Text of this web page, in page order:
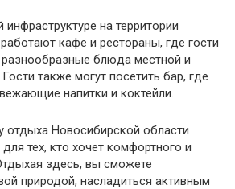
инфраструктуре на территории
кафе и рестораны, где гости
блюда местной и
также могут посетить бар, где
напитки и коктейли.
отдыха Новосибирской области
тех, кто хочет комфортного и
здесь, вы сможете
природой, насладиться активным